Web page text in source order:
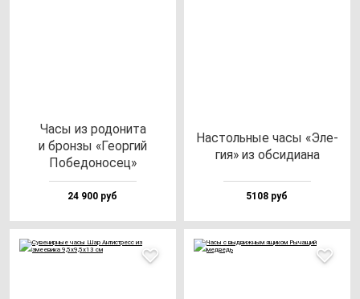
Часы из ро­до­ни­та
и брон­зы «Геор­гий
Побе­до­но­сец»
24 900 руб
Нас­толь­ные ча­сы «Эле­
гия» из об­си­ди­ана
5108 руб